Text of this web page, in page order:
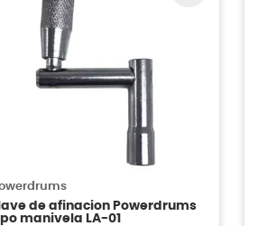
de afinacion Powerdrums
manivela LA-01